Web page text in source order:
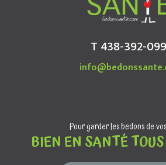
T 438-392-
Pour garder les bedons de
BIEN EN SANTÉ